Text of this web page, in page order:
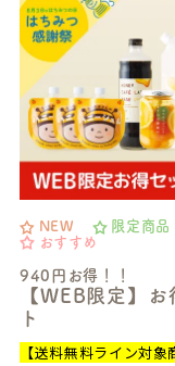
NEW
限定商品
おすすめ
940円お得！！
【WEB限定】お
ト
【送料無料ライン対象